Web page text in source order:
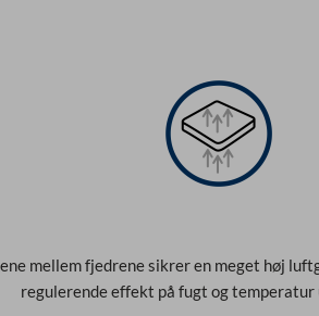
mellem fjedrene sikrer en meget høj
regulerende effekt på fugt og temperatur